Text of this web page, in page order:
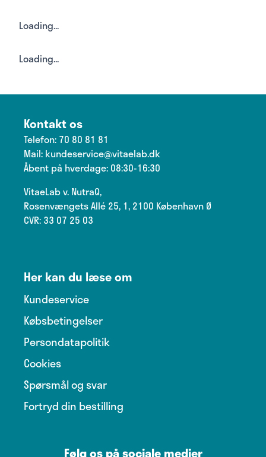
Loading...
Loading...
Kontakt os
Telefon: 70 80 81 81
Mail: kundeservice@vitaelab.dk
Åbent på hverdage: 08:30-16:30
VitaeLab v. NutraQ,
Rosenvængets Allé 25, 1, 2100 København Ø
CVR: 33 07 25 03
Her kan du læse om
Kundeservice
Købsbetingelser
Persondatapolitik
Cookies
Spørsmål og svar
Fortryd din bestilling
Følg os på sociale medier